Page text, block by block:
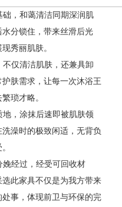
础，和蔼清洁同期深润肌
分锁住，带来丝滑后光
秀丽肌肤。
不仅清洁肌肤，还兼具卸
肤需求，让每一次沐浴王
琐才略。
地，涂抹后速即被肌肤领
澡时的极致闲适，无背负
娩经过，经受可回收材
此家具不仅是为我方带来
事，体现前卫与环保的完